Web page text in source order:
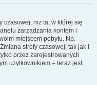
czasowej, niż ta, w której się
zarządzania kontem i
miejscem pobytu. Np.
strefy czasowej, tak jak i
przez zarejestrowanych
użytkownikiem – teraz jest